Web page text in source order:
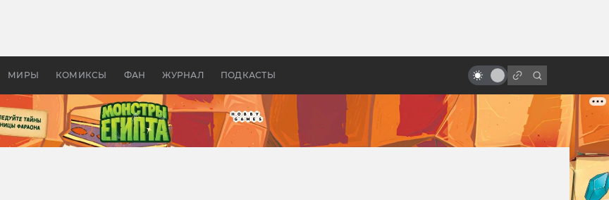
МИРЫ КОМИКСЫ ФАН ЖУРНАЛ ПОДКАСТЫ
в России —
бы «Властелина колец»
Гигер и сотворение «Чужого»